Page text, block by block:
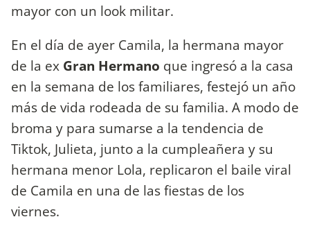
mayor con un look militar.
En el día de ayer Camila, la hermana mayor
de la ex Gran Hermano que ingresó a la casa
en la semana de los familiares, festejó un año
más de vida rodeada de su familia. A modo de
broma y para sumarse a la tendencia de
Tiktok, Julieta, junto a la cumpleañera y su
hermana menor Lola, replicaron el baile viral
de Camila en una de las fiestas de los
viernes.